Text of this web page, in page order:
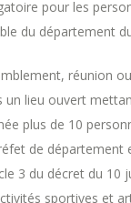
pour les
du département
réunion
un lieu ouvert
plus de 10
de département
3 du décret du 10
sportives et